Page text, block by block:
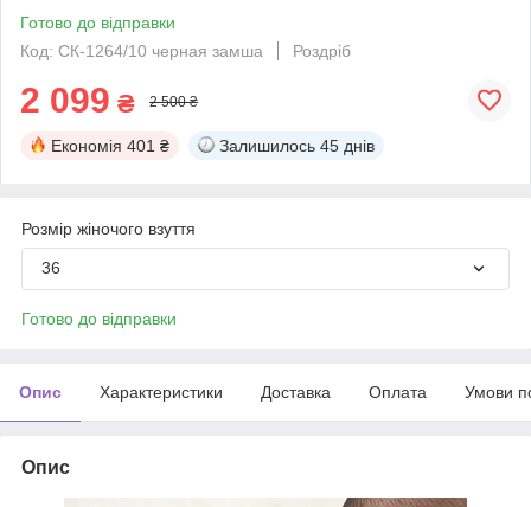
Готово до відправки
Код: СК-1264/10 черная замша
Роздріб
2 099 ₴ 2 500 ₴
Економія 401 ₴ Залишилось 45 днів
Розмір жіночого взуття
36
Готово до відправки
Опис Характеристики Доставка Оплата Умови
Опис